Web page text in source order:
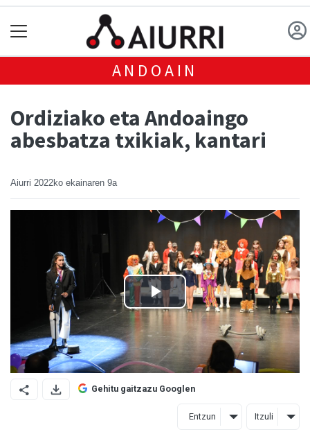
ANDOAIN
Ordiziako eta Andoaingo
abesbatza txikiak, kantari
Aiurri 2022ko ekainaren 9a
Gehitu gaitzazu Googlen
Entzun Itzuli